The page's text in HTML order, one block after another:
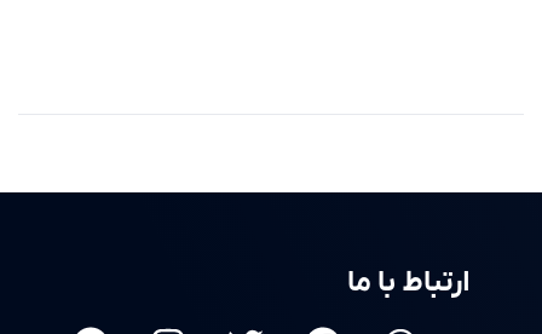
ارتباط با ما